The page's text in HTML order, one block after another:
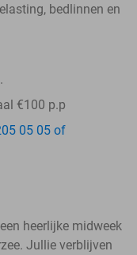
bedlinnen en
€100 p.p
05 05 of
heerlijke midweek
Jullie verblijven